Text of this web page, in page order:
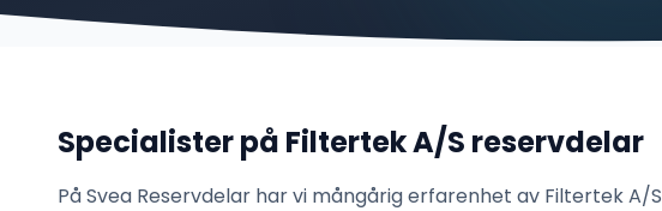
Specialister på Filtertek A/S reservdelar
På Svea Reservdelar har vi mångårig erfarenhet av Filtertek A/S